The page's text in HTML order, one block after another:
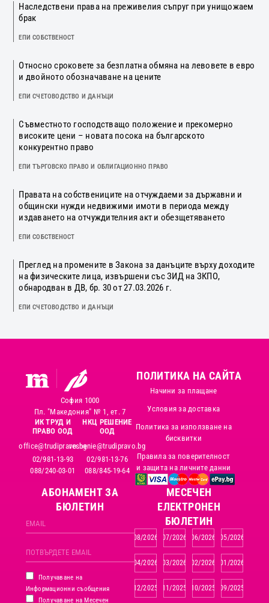
Наследствени права на преживелия съпруг при унищожаем
брак
ЕПИ СОБСТВЕНОСТ
Относно сроковете за безплатна обмяна на левовете в евро
и двойното обозначаване на цените
ЕПИ СЧЕТОВОДСТВО И ДАНЪЦИ
Съвместното господстващо положение и прекомерно
високите цени – новата посока на българското
конкурентно право
ЕПИ ТЪРГОВСКО ПРАВО И ОБЛИГАЦИОННО ПРАВО
Правата на собствениците на отчуждаеми за държавни и
общински нужди недвижими имоти в периода между
издаването на отчуждителния акт и обезщетяването
ЕПИ СОБСТВЕНОСТ
Преглед на промените в Закона за данъците върху доходите
на физическите лица, извършени със ЗИД на ЗКПО,
обнародван в ДВ, бр. 30 от 27.03.2026 г.
ЕПИ СЧЕТОВОДСТВО И ДАНЪЦИ
София 1000
Пл. "Македония" № 1, ет. 7
ИК ТРУД И
ПРАВО ООД
office@trudipravo.bg
02/981-13-93
088/240-03-01
НКЦ РЕШЕНИЕ
ООД
reshenie@trudipravo.bg
02/981-13-76
088/845-19-64
ПОЛИТИКА НА САЙТА
Начини за плащане
Условия за доставка
Политика за използване на
бисквитки
Правила за поверителност
и защита на личните данни
АБОНАМЕНТ ЗА
БЮЛЕТИН
Получаване на
Информационни съобщения
Получаване на Месечен
MЕСЕЧЕН
ЕЛЕКТРОНЕН
БЮЛЕТИН
08/2026 07/2026 06/2026 05/2026
04/2026 03/2026 02/2026 01/2026
12/2025 11/2025 10/2025 09/2025